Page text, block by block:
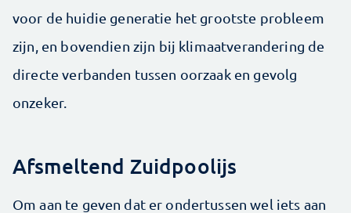
voor de huidie generatie het grootste probleem
zijn, en bovendien zijn bij klimaatverandering de
directe verbanden tussen oorzaak en gevolg
onzeker.
Afsmeltend Zuidpoolijs
Om aan te geven dat er ondertussen wel iets aan